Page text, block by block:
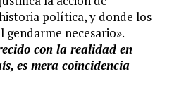
política, y donde los
gendarme necesario».
con la realidad en
es mera coincidencia